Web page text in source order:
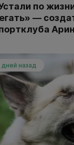
по
—
дней назад